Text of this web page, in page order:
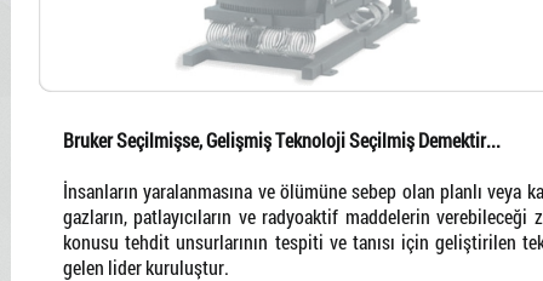
Bruker Seçilmişse, Gelişmiş Teknoloji Seçilmiş Demektir...
İnsanların yaralanmasına ve ölümüne sebep olan planlı
gazların, patlayıcıların ve radyoaktif maddelerin
konusu tehdit unsurlarının tespiti ve tanısı için geliştirilen
gelen lider kuruluştur.